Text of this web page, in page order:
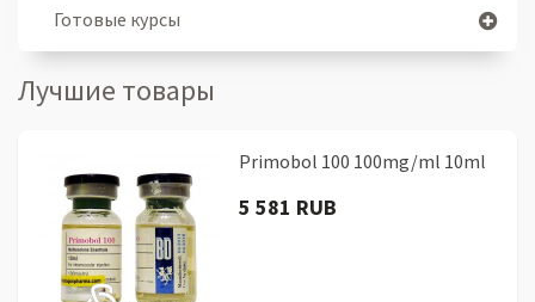
Готовые курсы
Лучшие товары
Primobol 100 100mg/ml 10ml
5 581 RUB